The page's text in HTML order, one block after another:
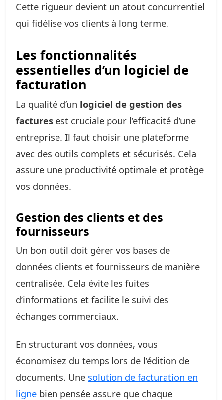
Cette rigueur devient un atout concurrentiel
qui fidélise vos clients à long terme.
Les fonctionnalités
essentielles d’un logiciel de
facturation
La qualité d’un logiciel de gestion des
factures est cruciale pour l’efficacité d’une
entreprise. Il faut choisir une plateforme
avec des outils complets et sécurisés. Cela
assure une productivité optimale et protège
vos données.
Gestion des clients et des
fournisseurs
Un bon outil doit gérer vos bases de
données clients et fournisseurs de manière
centralisée. Cela évite les fuites
d’informations et facilite le suivi des
échanges commerciaux.
En structurant vos données, vous
économisez du temps lors de l’édition de
documents. Une solution de facturation en
ligne bien pensée assure que chaque